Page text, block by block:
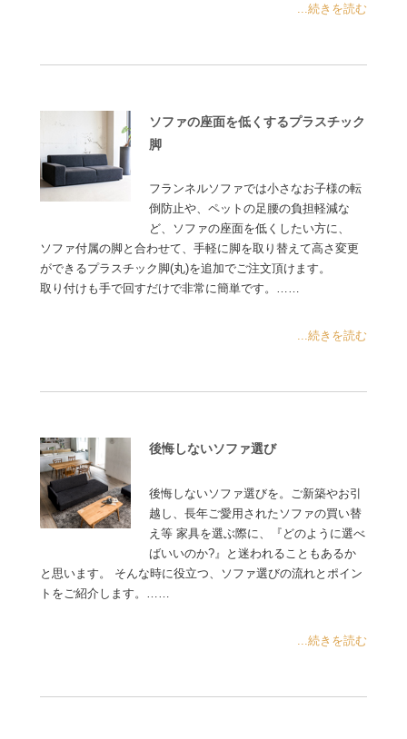
...続きを読む
ソファの座面を低くするプラスチック
脚
フランネルソファでは小さなお子様の転
倒防止や、ペットの足腰の負担軽減な
ど、ソファの座面を低くしたい方に、
ソファ付属の脚と合わせて、手軽に脚を取り替えて高さ変更
ができるプラスチック脚(丸)を追加でご注文頂けます。
取り付けも手で回すだけで非常に簡単です。……
...続きを読む
後悔しないソファ選び
後悔しないソファ選びを。ご新築やお引
越し、長年ご愛用されたソファの買い替
え等 家具を選ぶ際に、『どのように選べ
ばいいのか?』と迷われることもあるか
と思います。 そんな時に役立つ、ソファ選びの流れとポイン
トをご紹介します。……
...続きを読む